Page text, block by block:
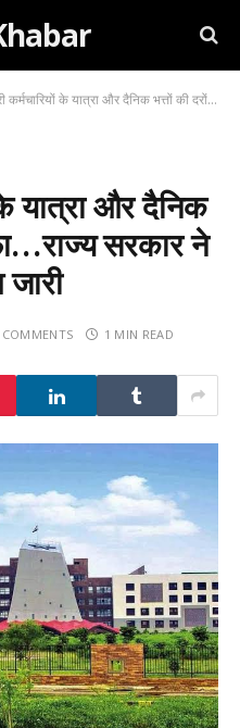
के यात्रा और दैनिक भत्तों की दरों में इजाफा…राज्य सरकार ने किया संशोधन, आदेश जारी
यात्रा और दैनिक
सरकार ने
1 MIN READ